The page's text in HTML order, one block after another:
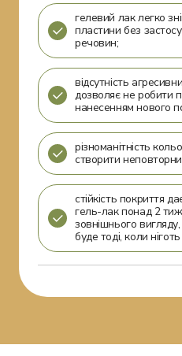
гелевий лак легко
пластини без
речовин;
відсутність
дозволяє не робити
нанесенням нового
різноманітність
створити
стійкість покриття
гель-лак понад 2
зовнішнього
буде тоді, коли